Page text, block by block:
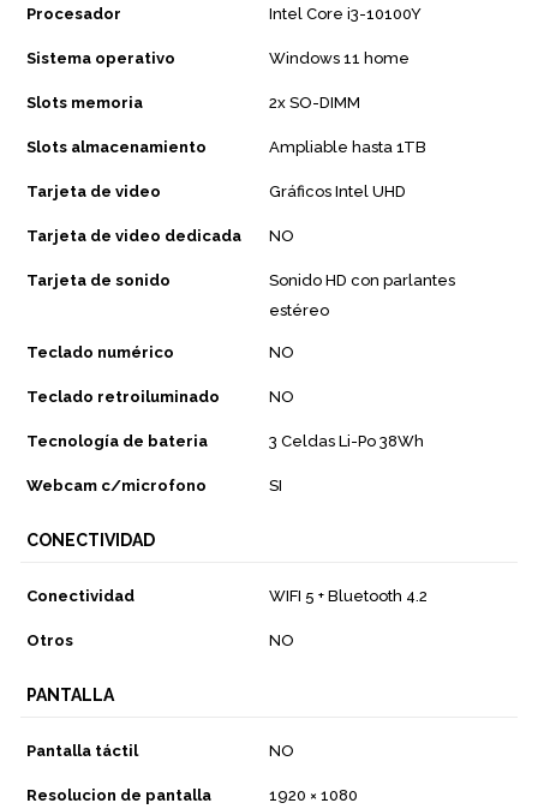
Procesador Intel Core i3-10100Y
Sistema operativo Windows 11 home
Slots memoria 2x SO-DIMM
Slots almacenamiento Ampliable hasta 1TB
Tarjeta de video Gráficos Intel UHD
Tarjeta de video dedicada NO
Tarjeta de sonido
Sonido HD con parlantes
estéreo
Teclado numérico NO
Teclado retroiluminado NO
Tecnología de bateria 3 Celdas Li-Po 38Wh
Webcam c/microfono SI
CONECTIVIDAD
Conectividad WIFI 5 + Bluetooth 4.2
Otros NO
PANTALLA
Pantalla táctil NO
Resolucion de pantalla 1920 × 1080